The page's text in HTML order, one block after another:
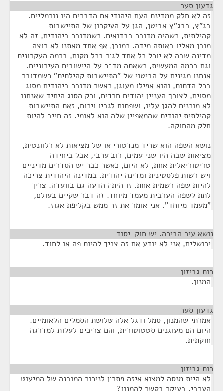
גדעון סער
זה לא חלק ממדינת העם היהודי אם הדברים היו נורמליים.
בג"ץ, בבג"ץ אביטן, הגן על העיקרון של התיישבות
קהילתית, כשהיה מדובר בבדואים. כשמדובר ביהודים, זה לא
מובן מאליו באותה מידה. כמובן, אף אחד מאתנו לא רוצה
מדינה שבה לא יוכל כל אחד לגור בכל מקום, ברמה העקרונית
וגם ברמה המעשית, כשאתה מדבר על היישובים העירוניים.
אנחנו מגינים על הביטוי של "התיישבות קהילתית" כשמדובר
בכל הדתות, והוא אפילו מעוגן, כאשר מדובר ביהודים מסוג
מסוים, לצורך העניין יהודים חרדים, ורק הסוג היחיד שאנחנו
לא מוכנים להגן עליו, ושפתוח לגביו ויכוח, זאת התיישבות
קהילתית יהודית שהמאפיין שלה הוא לאומי. זה חייב להיות
חלק מהחוקה.
נושא השפה הוא שריד מנדטורי או של מציאות לא רלוונטית,
מציאות שבה היו שני עמים, רוב ערבי, אבל ביחידה
טריטוריאלית אחת, לא היום, כאשר כבר יש הסדרים מדיניים
ויש רשות פלסטינית ומדינה יהודית. במדינה היהודית צריכה
להיות שפה רשמית אחת. זו היתה הדעה גם בוועדה. צריך
לתת לשפה הערבית מעמד מיוחד. זה דבר שקיים בעולם,
"מעמד מיוחד". אני אומר את זה ממש בקליפת אגוז.
נושא עיר הבירה. יש חוק-יסוד
ירושלים, אני לא יודע אם זה צריך להיות פה או לחוד.
רות גביזון
המנון.
גדעון סער
אמרתי שהמנון, סמל ודגל אלה שלושת הסמלים הלאומיים.
היום הם מעוגנים סטטוטורית, והם צריכים לעלות למדרגה
חוקתית.
רות גביזון
לא היית מנסה למצוא איזה פתרון לניכור המובנה של המיעוט
הערבי, בעיקר בקשר להמנון?